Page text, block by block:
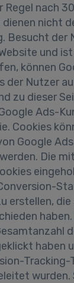
Regel nach
nicht
Besucht der
und
können
der Nutzer
zu dieser
Ads-
Cookies
Google
Die
erstellen,
haben.
haben
Tracking-
wurden.